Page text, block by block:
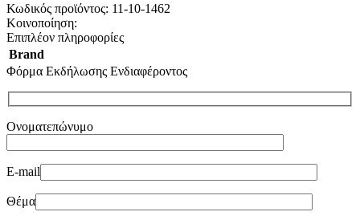
Κωδικός προϊόντος: 11-10-1462
Κοινοποίηση:
Επιπλέον πληροφορίες
Brand
Φόρμα Εκδήλωσης Ενδιαφέροντος
Ονοματεπώνυμο
E-mail
Θέμα